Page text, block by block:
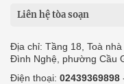
Liên hệ tòa soạn
Địa chỉ: Tầng 18, Toà
Đình Nghệ, phường Cầu
Điện thoại: 02439369898